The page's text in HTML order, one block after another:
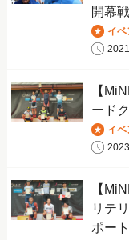
開幕
イ
【
ード
イ
【
リテ
ポート